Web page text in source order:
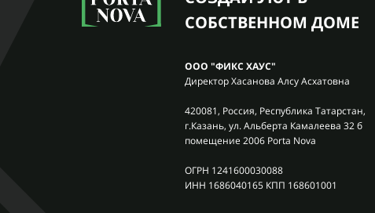
СОБСТВЕННОМ ДОМЕ
ООО "ФИКС ХАУС"
Директор Хасанова Алсу Асхатовна
420081, Россия, Республика Татарстан,
г.Казань, ул. Альберта Камалеева 32 б
помещение 2006 Porta Nova
ОГРН 1241600030088
ИНН 1686040165 КПП 168601001